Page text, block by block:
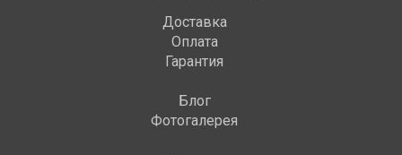
Доставка
Оплата
Гарантия
Блог
Фотогалерея